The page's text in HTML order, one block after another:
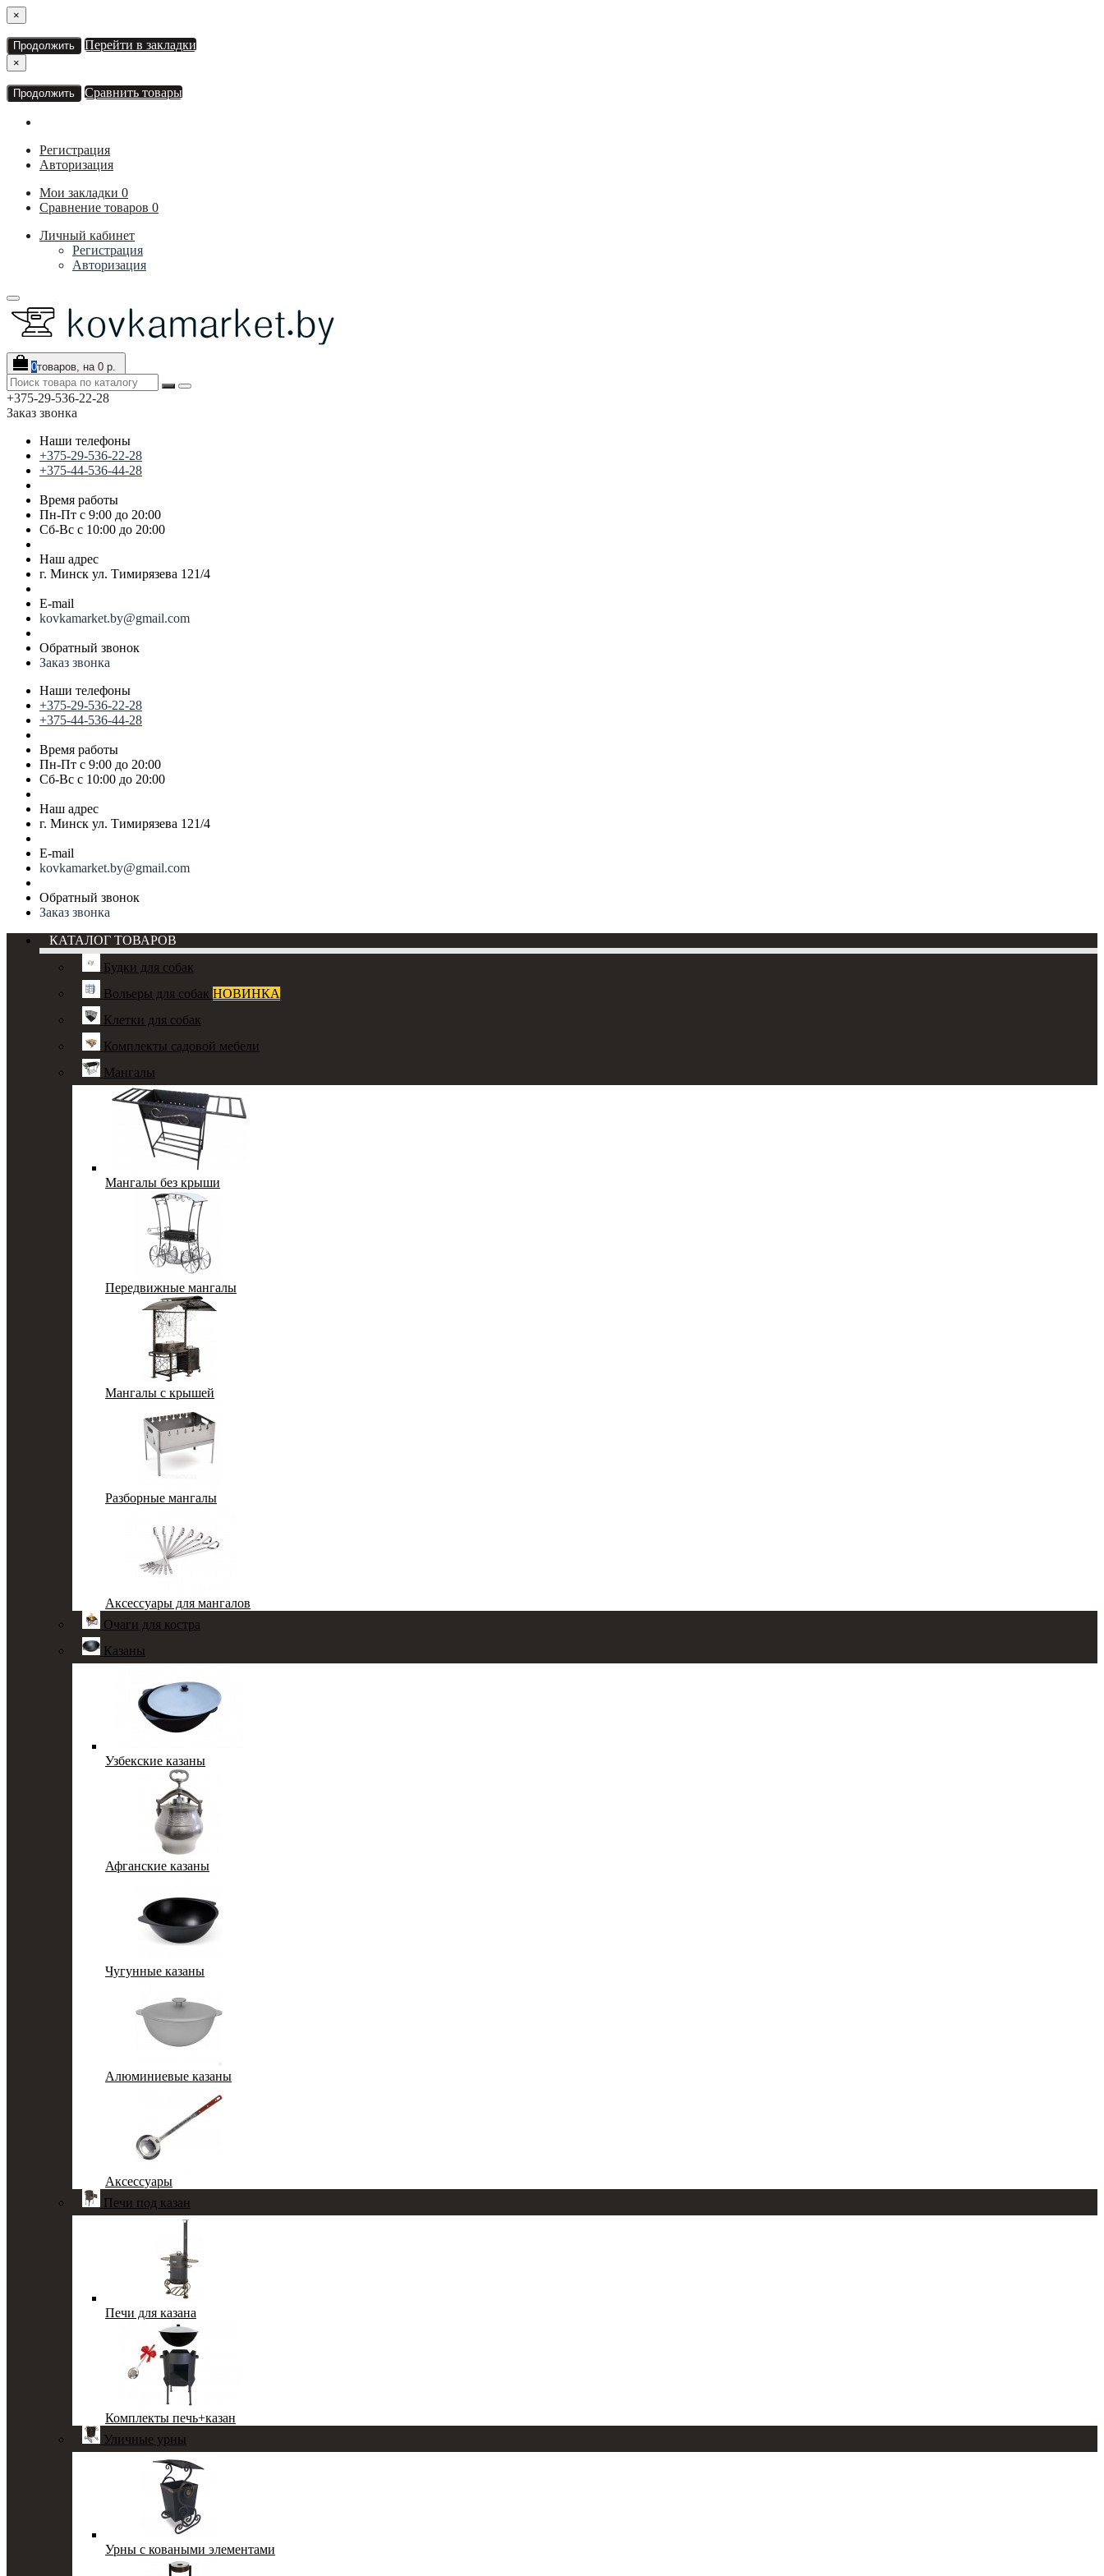
×
Продолжить Перейти в закладки
×
Продолжить Сравнить товары
Регистрация
Авторизация
Мои закладки 0
Сравнение товаров 0
Личный кабинет
Регистрация
Авторизация
0товаров, на 0 р.
+375-29-536-22-28
Заказ звонка
Наши телефоны
+375-29-536-22-28
+375-44-536-44-28
Время работы
Пн-Пт с 9:00 до 20:00
Сб-Вс с 10:00 до 20:00
Наш адрес
г. Минск ул. Тимирязева 121/4
E-mail
kovkamarket.by@gmail.com
Обратный звонок
Заказ звонка
Наши телефоны
+375-29-536-22-28
+375-44-536-44-28
Время работы
Пн-Пт с 9:00 до 20:00
Сб-Вс с 10:00 до 20:00
Наш адрес
г. Минск ул. Тимирязева 121/4
E-mail
kovkamarket.by@gmail.com
Обратный звонок
Заказ звонка
КАТАЛОГ ТОВАРОВ
Будки для собак
Вольеры для собак НОВИНКА
Клетки для собак
Комплекты садовой мебели
Мангалы
Мангалы без крыши
Передвижные мангалы
Мангалы с крышей
Разборные мангалы
Аксессуары для мангалов
Очаги для костра
Казаны
Узбекские казаны
Афганские казаны
Чугунные казаны
Алюминиевые казаны
Аксессуары
Печи под казан
Печи для казана
Комплекты печь+казан
Уличные урны
Урны с коваными элементами